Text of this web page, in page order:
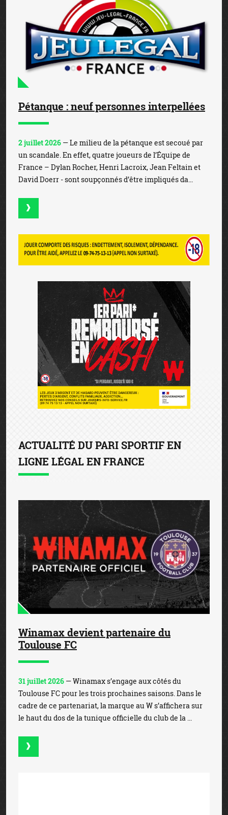
Pétanque : neuf personnes interpellées
2 juillet 2026 — Le milieu de la pétanque est secoué par
un scandale. En effet, quatre joueurs de l’Équipe de
France – Dylan Rocher, Henri Lacroix, Jean Feltain et
David Doerr - sont soupçonnés d’être impliqués da...
ACTUALITÉ DU PARI SPORTIF EN
LIGNE LÉGAL EN FRANCE
Winamax devient partenaire du
Toulouse FC
31 juillet 2026 — Winamax s’engage aux côtés du
Toulouse FC pour les trois prochaines saisons. Dans le
cadre de ce partenariat, la marque au W s’affichera sur
le haut du dos de la tunique officielle du club de la ...